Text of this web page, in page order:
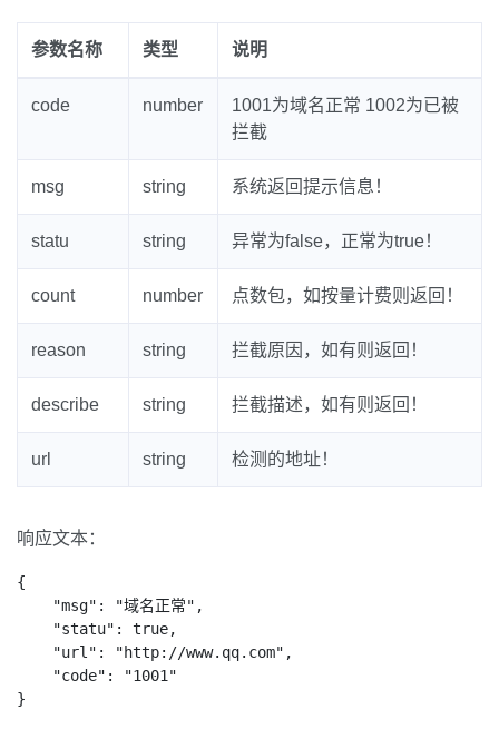
参数名称 类型 说明
code number
1001为域名正常 1002为已被
拦截
msg string 系统返回提示信息！
statu string 异常为false，正常为true！
count number 点数包，如按量计费则返回！
reason string 拦截原因，如有则返回！
describe string 拦截描述，如有则返回！
url string 检测的地址！
响应文本：
{
}